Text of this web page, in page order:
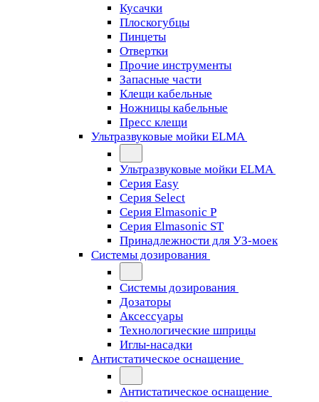
Кусачки
Плоскогубцы
Пинцеты
Отвертки
Прочие инструменты
Запасные части
Клещи кабельные
Ножницы кабельные
Пресс клещи
Ультразвуковые мойки ELMA
Ультразвуковые мойки ELMA
Серия Easy
Серия Select
Серия Elmasonic P
Серия Elmasonic ST
Принадлежности для УЗ-моек
Системы дозирования
Системы дозирования
Дозаторы
Аксессуары
Технологические шприцы
Иглы-насадки
Антистатическое оснащение
Антистатическое оснащение